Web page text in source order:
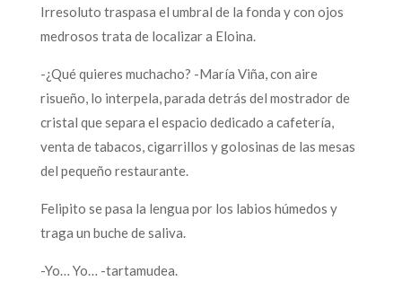
Irresoluto traspasa el umbral de la fonda y con ojos
medrosos trata de localizar a Eloina.
-¿Qué quieres muchacho? -María Viña, con aire
risueño, lo interpela, parada detrás del mostrador de
cristal que separa el espacio dedicado a cafetería,
venta de tabacos, cigarrillos y golosinas de las mesas
del pequeño restaurante.
Felipito se pasa la lengua por los labios húmedos y
traga un buche de saliva.
-Yo… Yo… -tartamudea.